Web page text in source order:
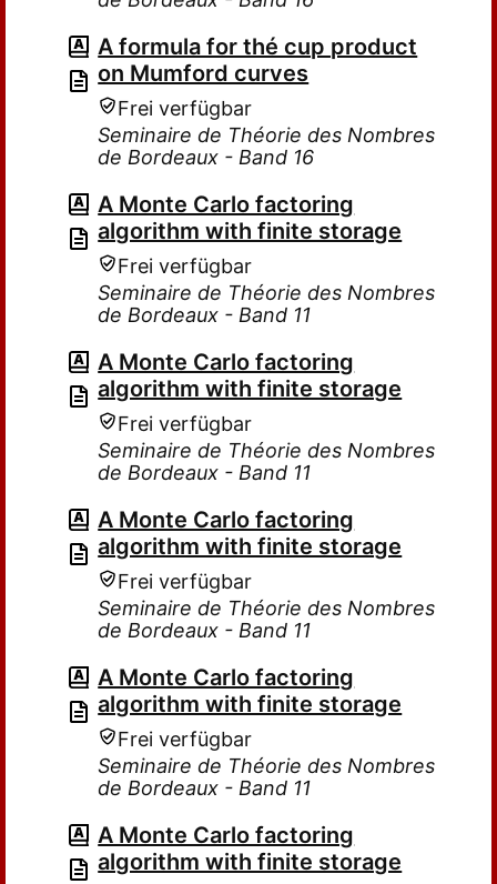
A formula for thé cup product
on Mumford curves
Frei verfügbar
Seminaire de Théorie des Nombres
de Bordeaux - Band 16
A Monte Carlo factoring
algorithm with finite storage
Frei verfügbar
Seminaire de Théorie des Nombres
de Bordeaux - Band 11
A Monte Carlo factoring
algorithm with finite storage
Frei verfügbar
Seminaire de Théorie des Nombres
de Bordeaux - Band 11
A Monte Carlo factoring
algorithm with finite storage
Frei verfügbar
Seminaire de Théorie des Nombres
de Bordeaux - Band 11
A Monte Carlo factoring
algorithm with finite storage
Frei verfügbar
Seminaire de Théorie des Nombres
de Bordeaux - Band 11
A Monte Carlo factoring
algorithm with finite storage